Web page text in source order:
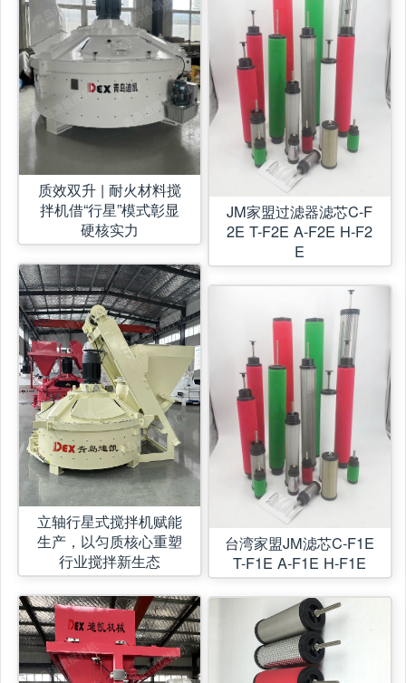
质效双升 | 耐火材料搅
拌机借“行星”模式彰显
硬核实力
立轴行星式搅拌机赋能
生产，以匀质核心重塑
行业搅拌新生态
JM家盟过滤器滤芯C-F
2E T-F2E A-F2E H-F2
E
台湾家盟JM滤芯C-F1E
T-F1E A-F1E H-F1E